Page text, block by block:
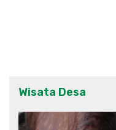
Wisata Desa